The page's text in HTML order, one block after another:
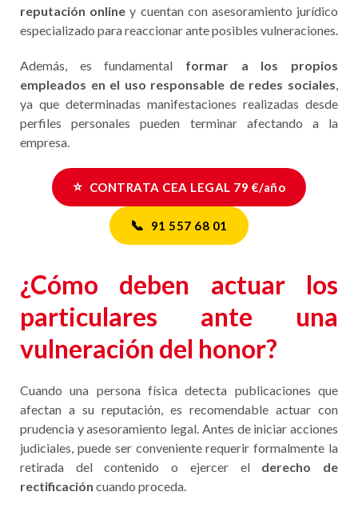
reputación online y cuentan con asesoramiento jurídico
especializado para reaccionar ante posibles vulneraciones.
Además, es fundamental formar a los propios
empleados en el uso responsable de redes sociales
ya que determinadas manifestaciones realizadas desde
perfiles personales pueden terminar afectando a la
empresa.
⭐ CONTRATA CEA LEGAL 79 €/año
📞 91 557 68 01
¿Cómo deben actuar los
particulares ante una
vulneración del honor?
Cuando una persona física detecta publicaciones que
afectan a su reputación, es recomendable actuar con
prudencia y asesoramiento legal. Antes de iniciar acciones
judiciales, puede ser conveniente requerir formalmente la
retirada del contenido o ejercer el derecho de
rectificación cuando proceda.